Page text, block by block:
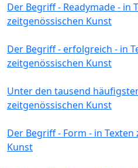
Der Begriff - Readymade - in
zeitgenössischen Kunst
Der Begriff - erfolgreich - in
zeitgenössischen Kunst
Unter den tausend
zeitgenössischen Kunst
Der Begriff - Form - in
Kunst